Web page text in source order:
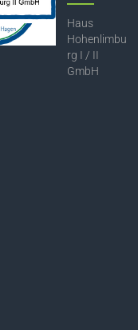
Haus
Hohenlimbu
rg I / II
GmbH